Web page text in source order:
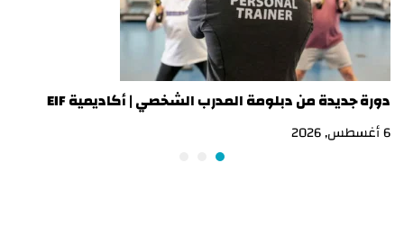
دورة جديدة من دبلومة المدرب الشخصي | أكاديمية EIF
6 أغسطس, 2026